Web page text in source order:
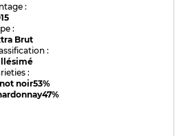
:
:
Brut
:
:
noir53%
47%